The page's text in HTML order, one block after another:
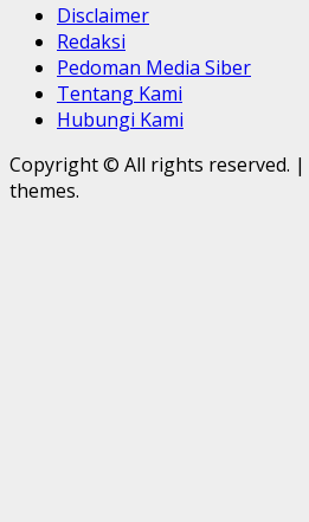
Disclaimer
Redaksi
Pedoman Media Siber
Tentang Kami
Hubungi Kami
Copyright © All rights reserved. |
themes.